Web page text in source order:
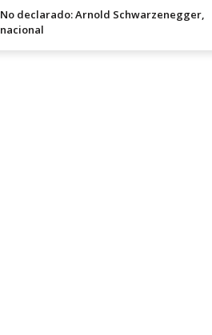
No declarado: Arnold Schwarzenegger,
nacional